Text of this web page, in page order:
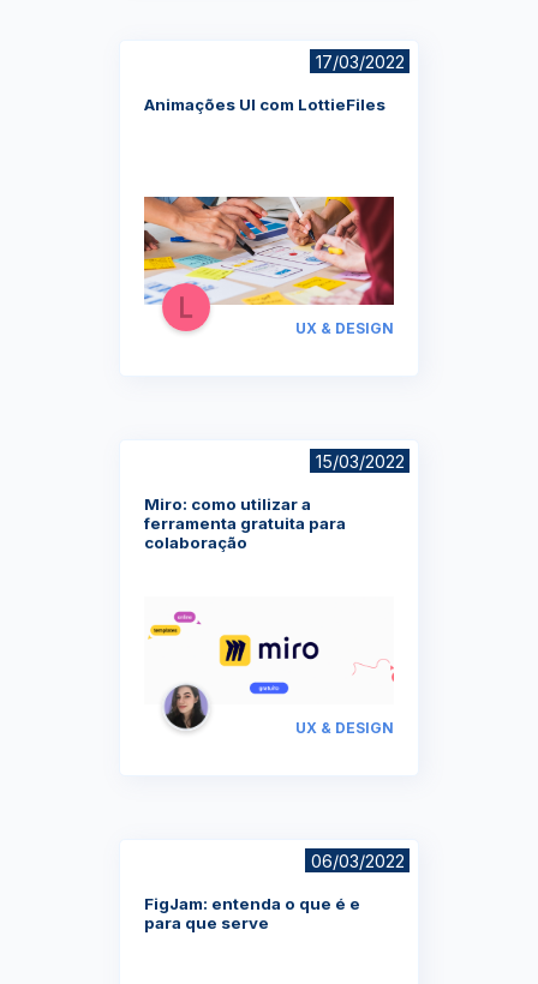
Animações UI com LottieFiles
17/03/2022
UX & DESIGN
Miro: como utilizar a
ferramenta gratuita para
colaboração
15/03/2022
UX & DESIGN
FigJam: entenda o que é e
para que serve
06/03/2022